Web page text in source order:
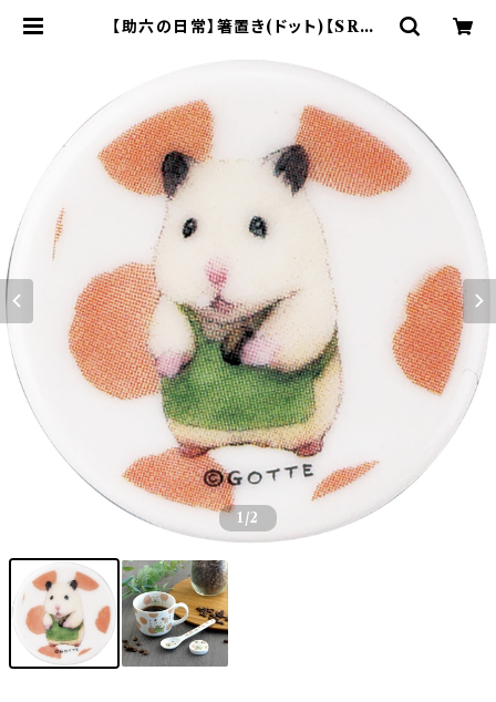
【助六の日常】箸置き(ドット)【SRN1
al shop - 山加商店 公式オンライン
1 /2